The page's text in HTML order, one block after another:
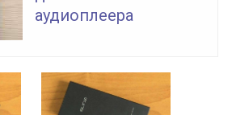
аудиоплеера